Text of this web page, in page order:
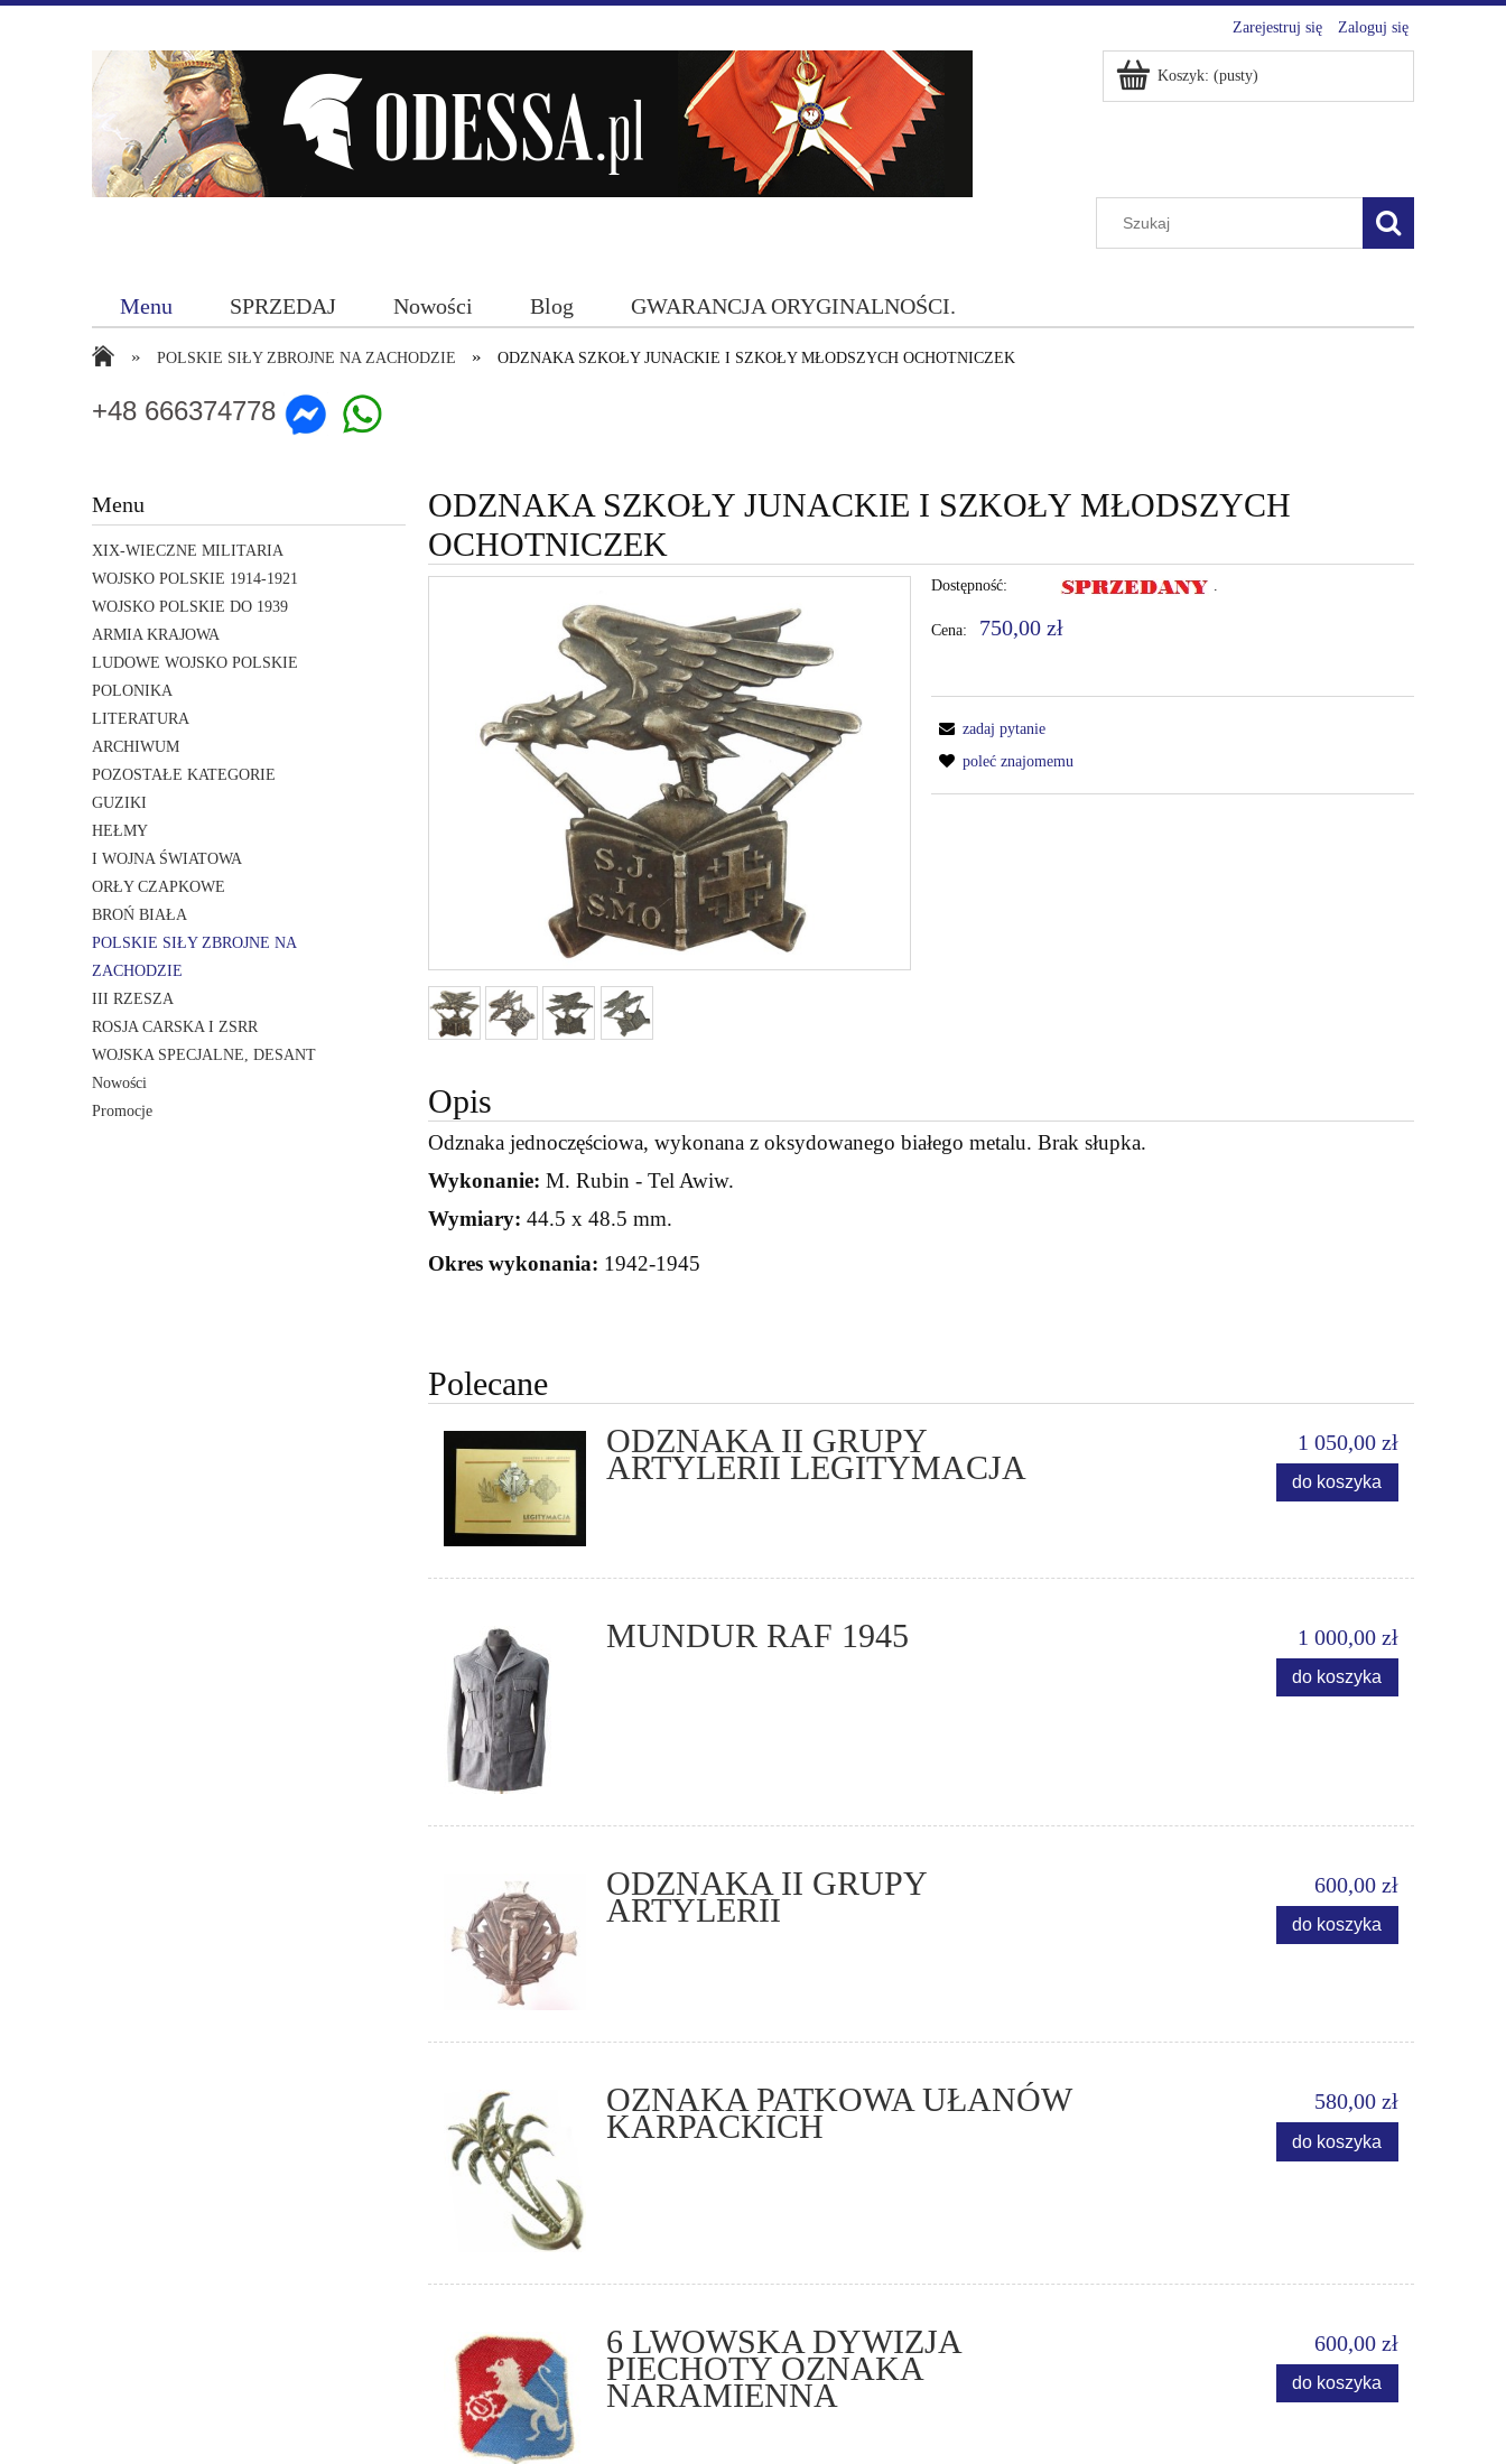
Zarejestruj się Zaloguj się
Koszyk: (pusty)
Menu SPRZEDAJ Nowości Blog GWARANCJA ORYGINALNOŚCI.
» POLSKIE SIŁY ZBROJNE NA ZACHODZIE » ODZNAKA SZKOŁY JUNACKIE I SZKOŁY MŁODSZYCH OCHOTNICZEK
+48 666374778
Menu
XIX-WIECZNE MILITARIA
WOJSKO POLSKIE 1914-1921
WOJSKO POLSKIE DO 1939
ARMIA KRAJOWA
LUDOWE WOJSKO POLSKIE
POLONIKA
LITERATURA
ARCHIWUM
POZOSTAŁE KATEGORIE
GUZIKI
HEŁMY
I WOJNA ŚWIATOWA
ORŁY CZAPKOWE
BROŃ BIAŁA
POLSKIE SIŁY ZBROJNE NA
ZACHODZIE
III RZESZA
ROSJA CARSKA I ZSRR
WOJSKA SPECJALNE, DESANT
Nowości
Promocje
ODZNAKA SZKOŁY JUNACKIE I SZKOŁY MŁODSZYCH
OCHOTNICZEK
Dostępność:
Cena: 750,00 zł
zadaj pytanie
poleć znajomemu
Opis
Odznaka jednoczęściowa, wykonana z oksydowanego białego metalu. Brak słupka.
Wykonanie: M. Rubin - Tel Awiw.
Wymiary: 44.5 x 48.5 mm.
Okres wykonania: 1942-1945
Polecane
ODZNAKA II GRUPY
ARTYLERII LEGITYMACJA
1 050,00 zł
do koszyka
MUNDUR RAF 1945 1 000,00 zł
do koszyka
ODZNAKA II GRUPY
ARTYLERII
600,00 zł
do koszyka
OZNAKA PATKOWA UŁANÓW
KARPACKICH
580,00 zł
do koszyka
6 LWOWSKA DYWIZJA
PIECHOTY OZNAKA
NARAMIENNA
600,00 zł
do koszyka